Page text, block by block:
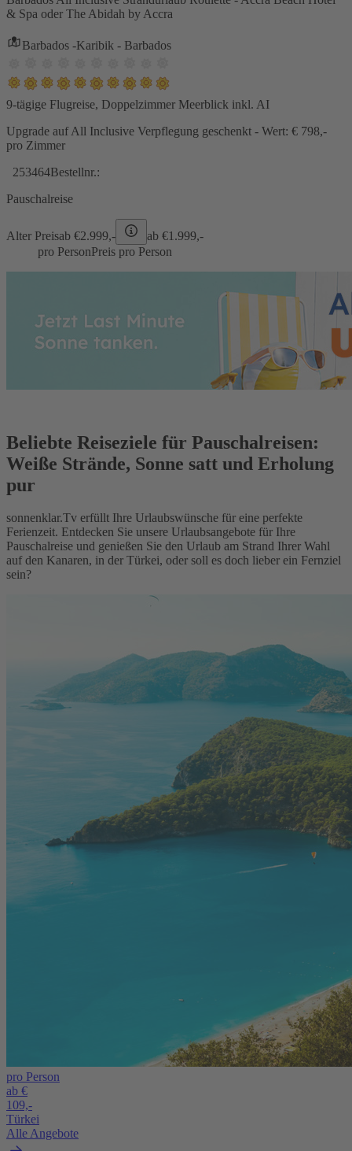
& Spa oder The Abidah by Accra
Barbados -Karibik - Barbados
9-tägige Flugreise, Doppelzimmer Meerblick inkl. AI
Upgrade auf All Inclusive Verpflegung geschenkt - Wert: € 798,-
pro Zimmer
253464Bestellnr.:
Pauschalreise
Alter Preisab €2.999,- ab €1.999,-
pro PersonPreis pro Person
Beliebte Reiseziele für Pauschalreisen:
Weiße Strände, Sonne satt und Erholung
pur
sonnenklar.Tv erfüllt Ihre Urlaubswünsche für eine perfekte
Ferienzeit. Entdecken Sie unsere Urlaubsangebote für Ihre
Pauschalreise und genießen Sie den Urlaub am Strand Ihrer Wahl
auf den Kanaren, in der Türkei, oder soll es doch lieber ein Fernziel
sein?
pro Person
ab €
109,-
Türkei
Alle Angebote